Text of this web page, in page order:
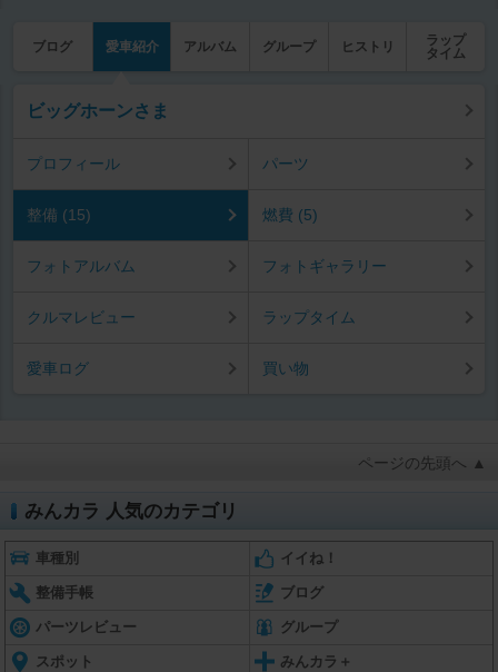
ブログ 愛車紹介 アルバム グループ ヒストリ
ラップ
タイム
ビッグホーンさま
プロフィール パーツ
整備 (15) 燃費 (5)
フォトアルバム フォトギャラリー
クルマレビュー ラップタイム
愛車ログ 買い物
ページの先頭へ ▲
みんカラ 人気のカテゴリ
車種別 イイね！
整備手帳 ブログ
パーツレビュー グループ
スポット みんカラ＋